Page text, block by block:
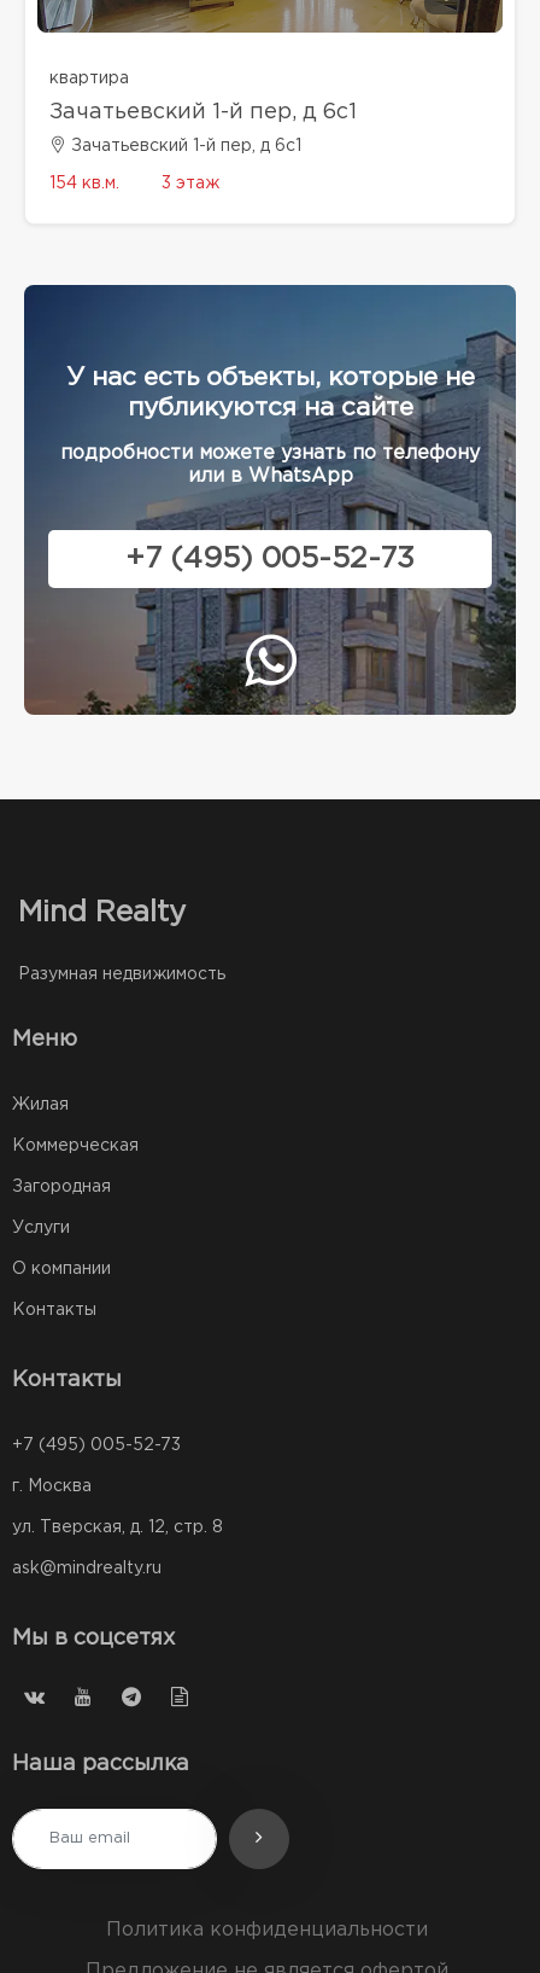
квартира
Зачатьевский 1-й пер, д 6с1
Зачатьевский 1-й пер, д 6с1
154 кв.м. 3 этаж
У нас есть объекты, которые не
публикуются на сайте
подробности можете узнать по телефону
или в WhatsApp
+7 (495) 005-52-73
Mind Realty
Разумная недвижимость
Меню
Жилая
Коммерческая
Загородная
Услуги
О компании
Контакты
Контакты
+7 (495) 005-52-73
г. Москва
ул. Тверская, д. 12, стр. 8
ask@mindrealty.ru
Мы в соцсетях
Наша рассылка
Политика конфиденциальности